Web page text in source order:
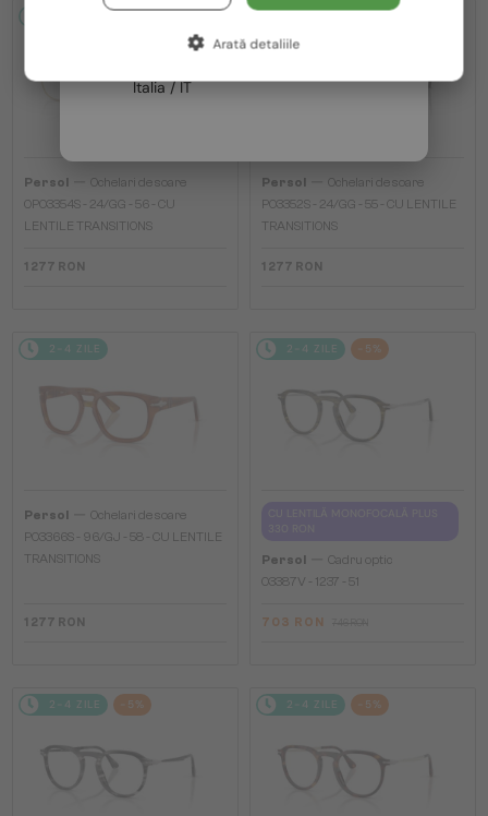
Persol
Ochelari de soare
0PO3354S - 24/GG - 56 - CU
LENTILE TRANSITIONS
1 277 RON
2-4 ZILE
Persol
Ochelari de soare
PO3352S - 24/GG - 55 - CU LENTILE
TRANSITIONS
1 277 RON
2-4 ZILE
Persol
Ochelari de soare
PO3366S - 96/GJ - 58 - CU LENTILE
TRANSITIONS
1 277 RON
2-4 ZILE -5%
Persol
Cadru optic
O3387V - 1237 - 51
703 RON
2-4 ZILE -5% 2-4 ZILE -5%
Germania / DE
Franța / FR
Italia / IT
Arată detaliile